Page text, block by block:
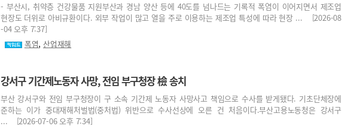
- 부산시, 취약층 건강물품 지원부산과 경남 양산 등에 40도를 넘나드는 기록적 폭염이 이어지면서 제조업
현장도 더위로 아비규환이다. 외부 작업이 많고 열을 주로 이용하는 제조업 특성에 따라 현장 ... [2026-08
-04 오후 7:37]
폭염, 산업재해
강서구 기간제노동자 사망, 전임 부구청장 檢 송치
부산 강서구와 전임 부구청장이 구 소속 기간제 노동자 사망사고 책임으로 수사를 받게됐다. 기초단체장에
준하는 이가 중대재해처벌법(중처법) 위반으로 수사선상에 오른 건 처음이다.부산고용노동청은 강서구
... [2026-07-06 오후 7:34]